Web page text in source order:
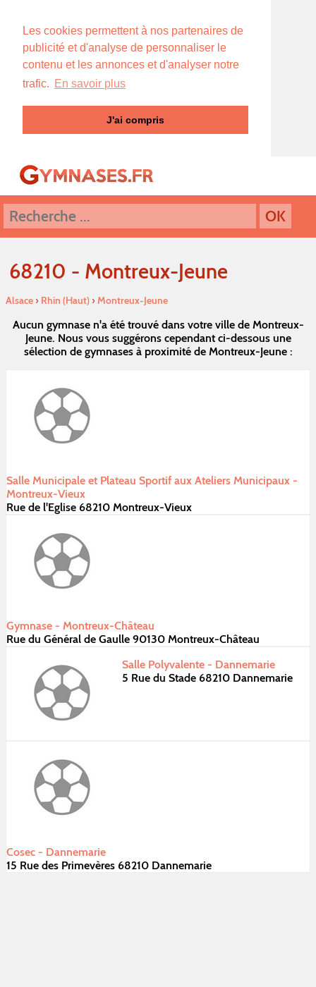
Les cookies permettent à nos partenaires de
publicité et d'analyse de personnaliser le
contenu et les annonces et d'analyser notre
trafic. En savoir plus
J'ai compris
68210 - Montreux-Jeune
Alsace› Rhin (Haut)›Montreux-Jeune
Aucun gymnase n'a été trouvé dans votre ville de Montreux-
Jeune. Nous vous suggérons cependant ci-dessous une
sélection de gymnases à proximité de Montreux-Jeune :
Salle Municipale et Plateau Sportif aux Ateliers Municipaux -
Montreux-Vieux
Rue de l'Eglise 68210 Montreux-Vieux
Gymnase - Montreux-Château
Rue du Général de Gaulle 90130 Montreux-Château
Salle Polyvalente - Dannemarie
5 Rue du Stade 68210 Dannemarie
Cosec - Dannemarie
15 Rue des Primevères 68210 Dannemarie